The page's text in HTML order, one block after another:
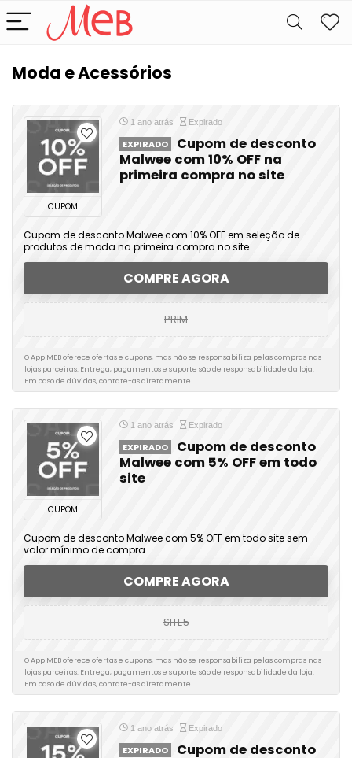
Moda e Acessórios
CUPOM
1 ano atrás Expirado
EXPIRADO
Cupom de desconto
Malwee com 10% OFF na
primeira compra no site
Cupom de desconto Malwee com 10% OFF em seleção de
produtos de moda na primeira compra no site.
COMPRE AGORA
PRIM
O App MEB oferece ofertas e cupons, mas não se responsabiliza pelas compras nas
lojas parceiras. Entrega, pagamentos e suporte são de responsabilidade da loja.
Em caso de dúvidas, contate-as diretamente.
CUPOM
1 ano atrás Expirado
EXPIRADO
Cupom de desconto
Malwee com 5% OFF em todo
site
Cupom de desconto Malwee com 5% OFF em todo site sem
valor mínimo de compra.
COMPRE AGORA
SITE5
O App MEB oferece ofertas e cupons, mas não se responsabiliza pelas compras nas
lojas parceiras. Entrega, pagamentos e suporte são de responsabilidade da loja.
Em caso de dúvidas, contate-as diretamente.
1 ano atrás Expirado
EXPIRADO
Cupom de desconto